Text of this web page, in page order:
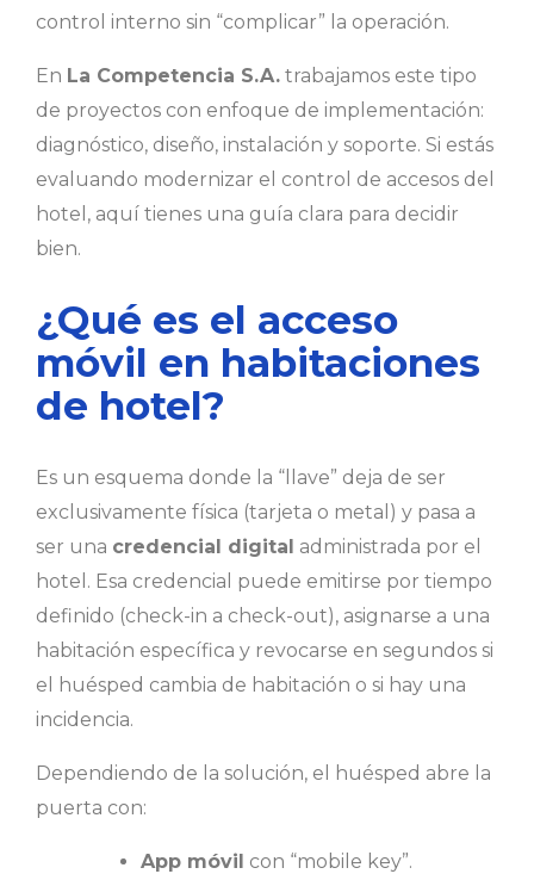
control interno sin “complicar” la operación.
En La Competencia S.A. trabajamos este tipo
de proyectos con enfoque de implementación:
diagnóstico, diseño, instalación y soporte. Si estás
evaluando modernizar el control de accesos del
hotel, aquí tienes una guía clara para decidir
bien.
¿Qué es el acceso
móvil en habitaciones
de hotel?
Es un esquema donde la “llave” deja de ser
exclusivamente física (tarjeta o metal) y pasa a
ser una credencial digital administrada por el
hotel. Esa credencial puede emitirse por tiempo
definido (check-in a check-out), asignarse a una
habitación específica y revocarse en segundos si
el huésped cambia de habitación o si hay una
incidencia.
Dependiendo de la solución, el huésped abre la
puerta con:
App móvil con “mobile key”.